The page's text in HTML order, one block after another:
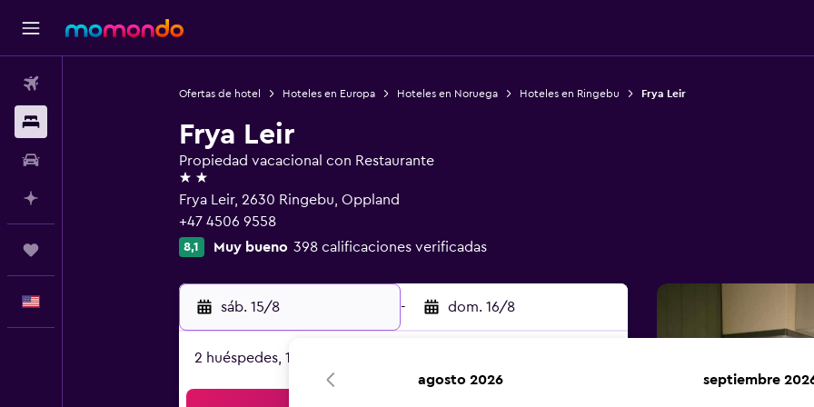
Ofertas de hotel Hoteles en Europa Hoteles en Noruega Hoteles en Ringebu Frya Leir
Frya Leir
Propiedad vacacional con Restaurante
2 estrellas
Frya Leir, 2630 Ringebu, Oppland
+47 4506 9558
8,1 Muy bueno 398 calificaciones verificadas
sáb. 15/8 - dom. 16/8
2 huéspedes, 1 habitación
agosto 2026 septiembre